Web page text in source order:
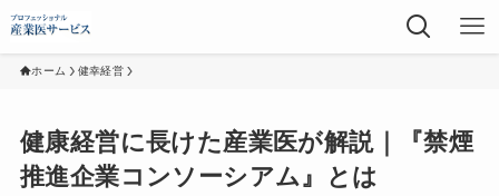
ホーム 健幸経営
健康経営に長けた産業医が解説｜『禁煙
推進企業コンソーシアム』とは